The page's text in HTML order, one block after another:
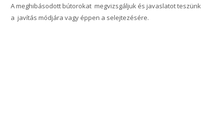
A meghibásodott bútorokat megvizsgáljuk és javaslatot teszünk
a javítás módjára vagy éppen a selejtezésére.